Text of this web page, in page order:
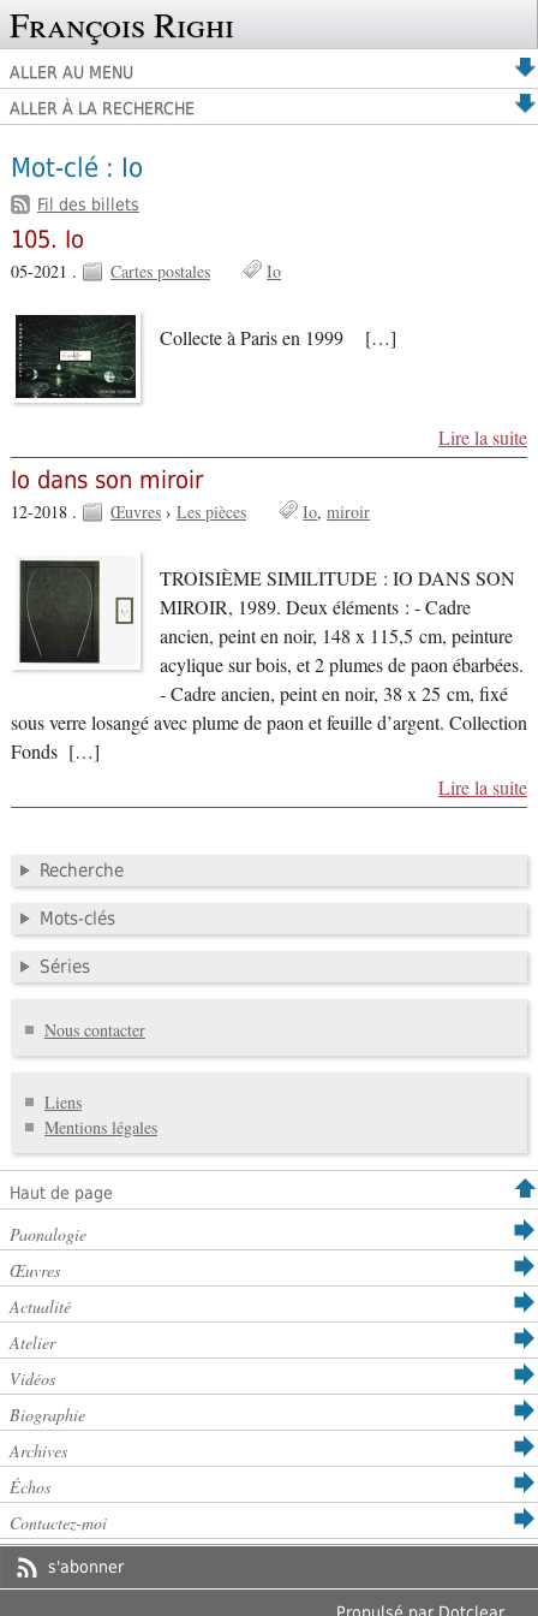
François Righi
ALLER AU MENU
ALLER À LA RECHERCHE
Mot-clé : Io
Fil des billets
105. Io
05-2021 . Cartes postales Io
Collecte à Paris en 1999 […]
Lire la suite
Io dans son miroir
12-2018 . Œuvres› Les pièces Io miroir
TROISIÈME SIMILITUDE : IO DANS SON
MIROIR, 1989. Deux éléments : - Cadre
ancien, peint en noir, 148 x 115,5 cm, peinture
acylique sur bois, et 2 plumes de paon ébarbées.
- Cadre ancien, peint en noir, 38 x 25 cm, fixé
sous verre losangé avec plume de paon et feuille d’argent. Collection
Fonds […]
Lire la suite
Recherche
Mots-clés
Séries
Nous contacter
Liens
Mentions légales
Haut de page
Paonalogie
Œuvres
Actualité
Atelier
Vidéos
Biographie
Archives
Échos
Contactez-moi
s'abonner